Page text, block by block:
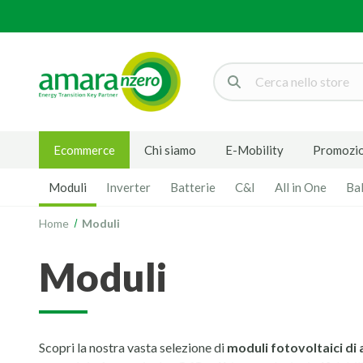
Cerca
Ecommerce Chi siamo E-Mobility
Moduli Inverter Batterie C&I All in One
Home Moduli
moduli
Scopri la nostra vasta selezione di moduli fotovoltaici di